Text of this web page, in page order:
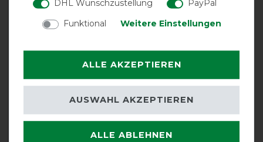
Waldhausen Schnallen
DHL Wunschzustellung
PayPal
Funktional
Weitere Einstellungen
ALLE AKZEPTIEREN
ALLE ABLEHNEN
AUSWAHL AKZEPTIEREN